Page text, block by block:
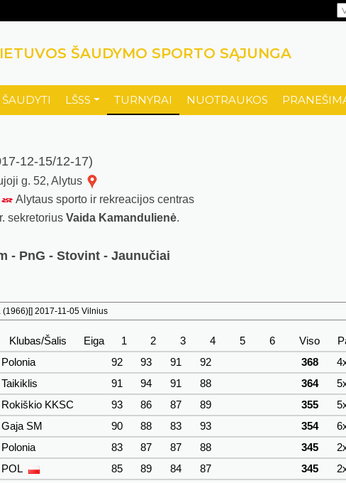
ŠAUDYMO SPORTO SĄJUNGA
LŠSS TURNYRAI NUOTRAUKOS
12-15/12-17)
g. 52, Alytus
Alytaus sporto ir rekreacijos centras
sekretorius Vaida Kamandulienė.
- PnG - Stovint - Jaunučiai
(1966)[] 2017-11-05 Vilnius
Klubas/Šalis Eiga 1 2 3 4 5 6 Viso
Polonia 92 93 91 92 368
Taikiklis 91 94 91 88 364
Rokiškio KKSC 93 86 87 89 355
Gaja SM 90 88 83 93 354
Polonia 83 87 87 88 345
POL 85 89 84 87 345